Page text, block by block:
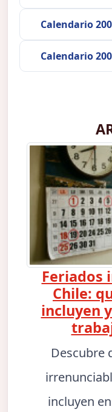
Calendario
Calendario
Feriados
Chile:
incluyen
Descubre
incluyen